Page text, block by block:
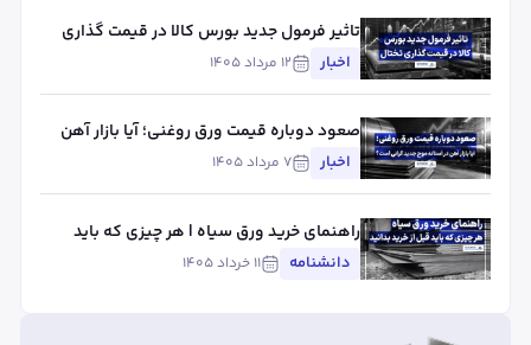
تاثیر فرمول جدید بورس کالا در قیمت گذاری
تختال
اخبار ۱۲ مرداد ۱۴۰۵
صعود دوباره قیمت ورق روغنی؛ آیا بازار آهن
در آستانه موج جدید گرانی است؟
اخبار ۷ مرداد ۱۴۰۵
راهنمای خرید ورق سیاه | هر چیزی که باید
قبل از خرید بدانید
دانشنامه ۱۱ خرداد ۱۴۰۵